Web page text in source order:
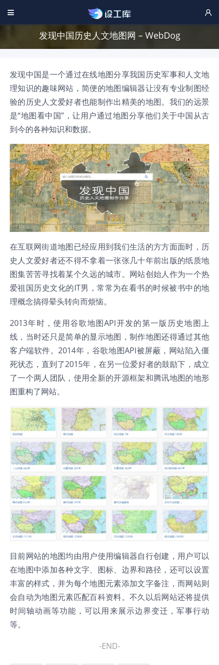
 
发现中国历史人文地图网 – WebDog
发现中国是一个通过在线地图分享我国历史军事和人文地
理知识的趣味网站，简便的地图编辑器让没有专业制图经
验的历史人文爱好者也能制作出精美的地图。我们的远景
是“地图看中国”，让用户通过地图分享他们关于中国从古
到今的各种知识和数据。
在互联网街道地图已经应用到我们生活的方方面面时，历
史人文爱好者还不得不拿着一张张几十年前出版的纸质地
图集苦苦寻找着某个久远的城市。网站创始人作为一个热
爱祖国历史文化的IT男，常常为在看书的时候被书中的地
理概念搞得晕头转向而烦恼。
2013年时，使用谷歌地图API开发的第一版历史地图上
线，当时还只是简单的显示地图，制作地图还得通过其他
客户端软件。2014年，谷歌地图API被屏蔽，网站陷入僵
死状态，直到了2015年，在另一位爱好者的鼓励下，成立
了一个两人团队，使用全新的开源框架和腾讯地图的地形
图重构了网站。
目前网站的地图均由用户使用编辑器自行创建，用户可以
在地图中添加各种文字、图标、边界和路径，还可以设置
丰富的样式，并为每个地图元素添加文字备注，而网站则
会自动为地图元素匹配百科资料。不久以后网站还将提供
时间轴动画等功能，可以用来展示边界变迁，军事行动
等。
-END-